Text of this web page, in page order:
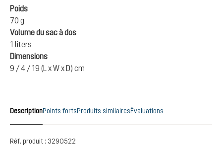
Poids
70 g
Volume du sac à dos
1 liters
Dimensions
9 / 4 / 19 (L x W x D) cm
DescriptionPoints fortsProduits similairesÉvaluations
Réf. produit : 3290522